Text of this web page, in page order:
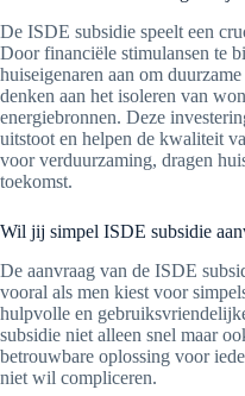
De ISDE subsidie speelt een
Door financiële stimulansen te
huiseigenaren aan om
denken aan het isoleren van
energiebronnen. Deze
uitstoot en helpen de kwaliteit
voor verduurzaming, dragen
toekomst.
Wil jij simpel ISDE subsidie
De aanvraag van de ISDE
vooral als men kiest voor
hulpvolle en
subsidie niet alleen snel maar
betrouwbare oplossing voor
niet wil compliceren.